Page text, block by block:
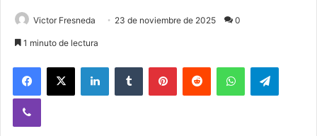
Victor Fresneda 23 de noviembre de 2025 0
1 minuto de lectura